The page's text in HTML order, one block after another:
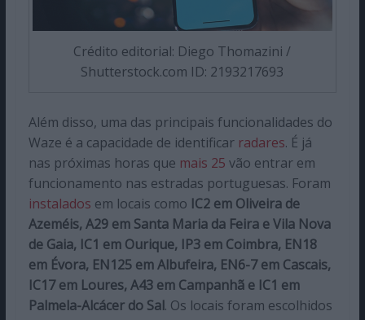
Crédito editorial: Diego Thomazini /
Shutterstock.com ID: 2193217693
Além disso, uma das principais funcionalidades do
Waze é a capacidade de identificar radares. É já
nas próximas horas que mais 25 vão entrar em
funcionamento nas estradas portuguesas. Foram
instalados em locais como IC2 em Oliveira de
Azeméis, A29 em Santa Maria da Feira e Vila Nova
de Gaia, IC1 em Ourique, IP3 em Coimbra, EN18
em Évora, EN125 em Albufeira, EN6-7 em Cascais,
IC17 em Loures, A43 em Campanhã e IC1 em
Palmela-Alcácer do Sal. Os locais foram escolhidos